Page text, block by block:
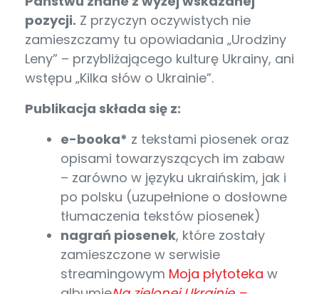
pozycji. Z przyczyn oczywistych nie
zamieszczamy tu opowiadania „Urodziny
Leny” – przybliżającego kulturę Ukrainy, ani
wstępu „Kilka słów o Ukrainie”.
Publikacja składa się z:
e-booka* z tekstami piosenek oraz
opisami towarzyszących im zabaw
– zarówno w języku ukraińskim, jak i
po polsku (uzupełnione o dosłowne
tłumaczenia tekstów piosenek)
nagrań piosenek, które zostały
zamieszczone w serwisie
streamingowym Moja płytoteka w